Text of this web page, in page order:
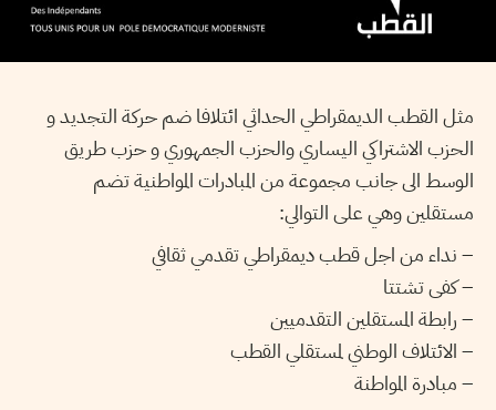
مثل القطب الديمقراطي الحداثي ائتلافا ضم حركة التجديد و
الحزب الاشتراكي اليساري والحزب الجمهوري و حزب طريق
الوسط الى جانب مجموعة من المبادرات المواطنية تضم
مستقلين وهي على التوالي:
– نداء من اجل قطب ديمقراطي تقدمي ثقافي
– كفى تشتتا
– رابطة المستقلين التقدميين
– الائتلاف الوطني لمستقلي القطب
– مبادرة المواطنة